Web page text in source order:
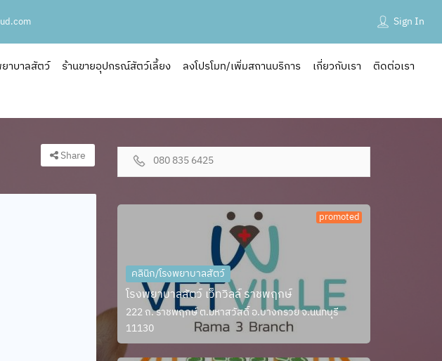
Sign In
าบาลสัตว์ ร้านขายอุปกรณ์สัตว์เลี้ยง ลงโปรโมท/เพิ่มสถานบริการ เกี่ยวกับเรา ติดต่อเรา
Share 080 835 6425
promoted
คลินิก/โรงพยาบาลสัตว์
โรงพยาบาลสัตว์ เว็ทวิลล์ ราชพฤกษ์
222 ถ. ราชพฤกษ์ ต.มหาสวัสดิ์ อ.บางกรวย จ.นนทบุรี
11130